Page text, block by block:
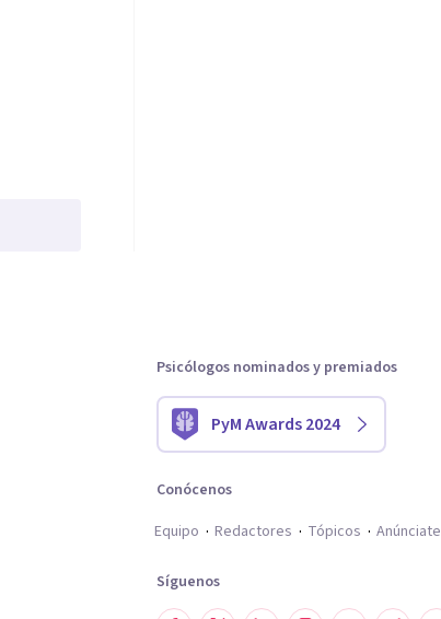
Psicólogos nominados y premiados
PyM Awards 2024
Conócenos
Equipo
Redactores Tópicos Anúnciate
Síguenos